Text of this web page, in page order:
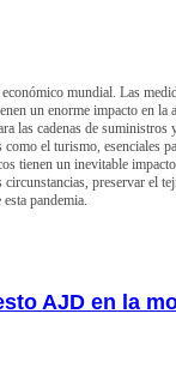
mundial. Las
un enorme impacto en
las cadenas de
el turismo, esenciales
tienen un inevitable
preservar el
pandemia.
AJD en la